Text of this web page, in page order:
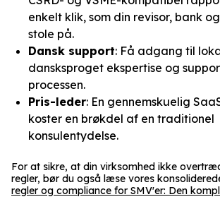
enkelt klik, som din revisor, bank
stole på.
Dansk support: Få adgang til
dansksproget ekspertise og
processen.
Pris-leder: En gennemskuelig
koster en brøkdel af en traditionel
konsulentydelse.
For at sikre, at din virksomhed ikke
regler, bør du også læse vores
regler og compliance for SMV'er: Den